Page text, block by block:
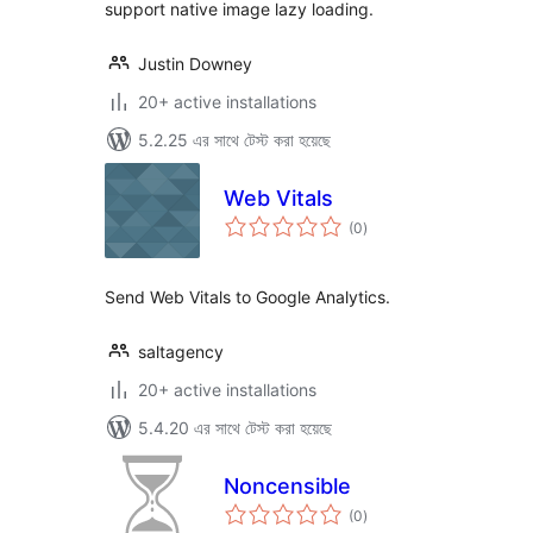
support native image lazy loading.
Justin Downey
20+ active installations
5.2.25 এর সাথে টেস্ট করা হয়েছে
Web Vitals
(0total
ratings
)
Send Web Vitals to Google Analytics.
saltagency
20+ active installations
5.4.20 এর সাথে টেস্ট করা হয়েছে
Noncensible
(0total
ratings
)